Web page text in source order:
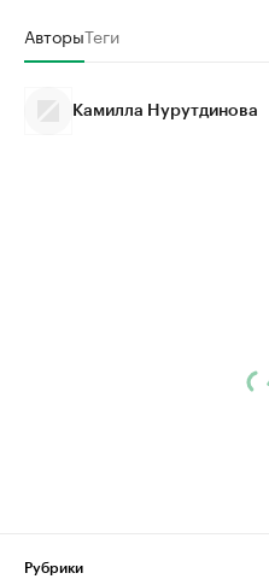
АвторыТеги
Камилла Нурутдинова
Рубрики